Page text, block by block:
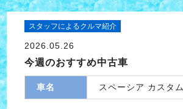
スタッフによるクルマ紹介
2026.05.26
今週のおすすめ中古車
車名 スペーシア カスタム